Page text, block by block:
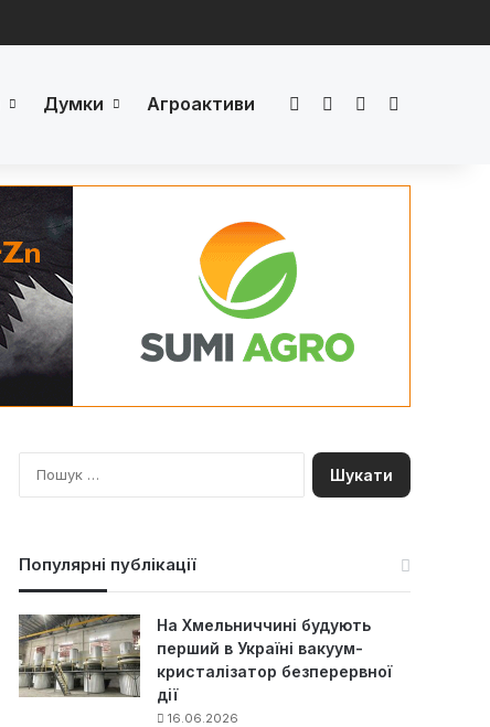
Думки Агроактиви FacebookLinkedInYouTube
П
о
Популярні публікації
На Хмельниччині будують
перший в Україні вакуум-
кристалізатор безперервної
дії
16.06.2026